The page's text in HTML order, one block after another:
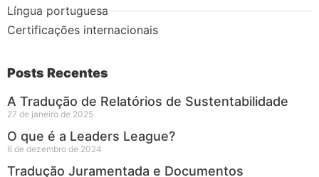
Língua portuguesa
Certificações internacionais
Posts Recentes
A Tradução de Relatórios de Sustentabilidade
27 de janeiro de 2025
O que é a Leaders League?
6 de dezembro de 2024
Tradução Juramentada e Documentos